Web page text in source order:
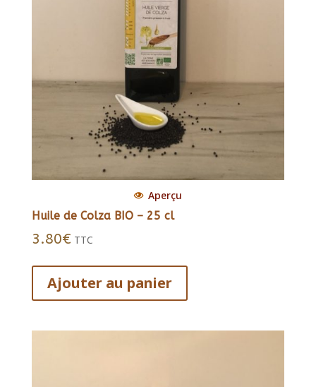
Aperçu
Huile de Colza BIO – 25 cl
3.80€ TTC
Ajouter au panier